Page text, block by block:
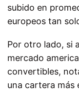
subido en
europeos tan
Por otro lado, si
mercado
convertibles,
una cartera más